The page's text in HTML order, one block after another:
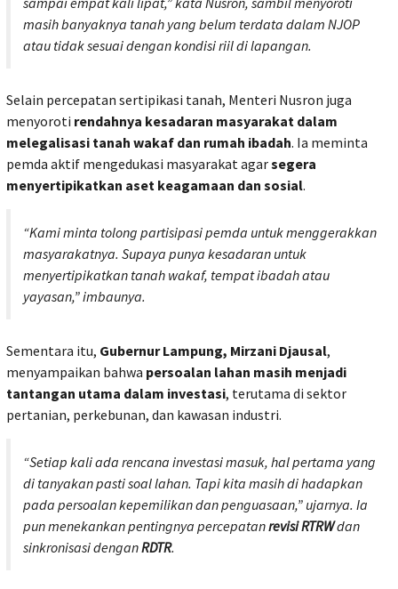
masih banyaknya tanah yang belum terdata dalam NJOP
atau tidak sesuai dengan kondisi riil di lapangan.
Selain percepatan sertipikasi tanah, Menteri Nusron juga
menyoroti rendahnya kesadaran masyarakat dalam
melegalisasi tanah wakaf dan rumah ibadah. Ia meminta
pemda aktif mengedukasi masyarakat agarsegera
menyertipikatkan aset keagamaan dan sosial.
“Kami minta tolong partisipasi pemda untuk menggerakkan
masyarakatnya. Supaya punya kesadaran untuk
menyertipikatkan tanah wakaf, tempat ibadah atau
yayasan,” imbaunya.
Sementara itu, Gubernur Lampung, Mirzani Djausal,
menyampaikan bahwa persoalan lahan masih menjadi
tantangan utama dalam investasi, terutama di sektor
pertanian, perkebunan, dan kawasan industri.
“Setiap kali ada rencana investasi masuk, hal pertama yang
di tanyakan pasti soal lahan. Tapi kita masih di hadapkan
pada persoalan kepemilikan dan penguasaan,” ujarnya. Ia
pun menekankan pentingnya percepatanrevisi RTRWdan
sinkronisasi denganRDTR.